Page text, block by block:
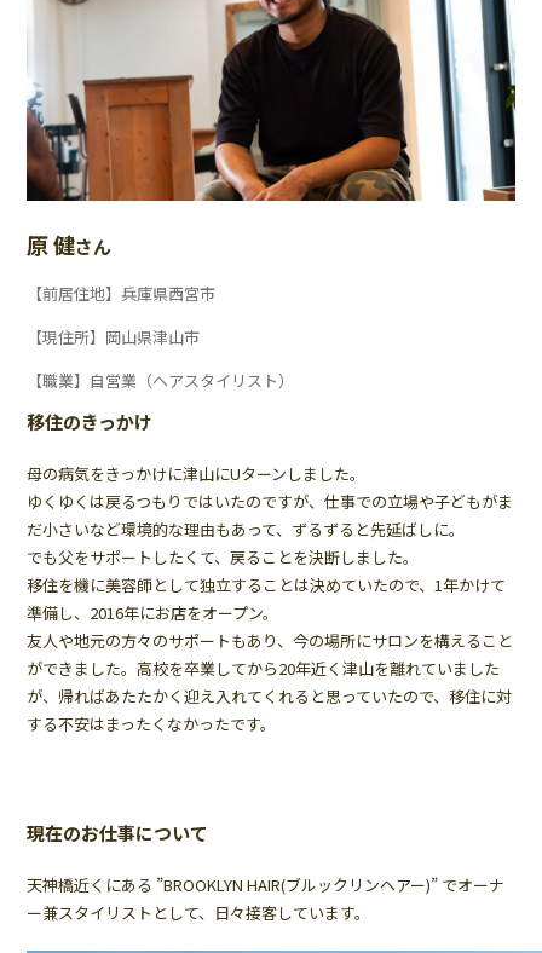
原 健さん
【前居住地】兵庫県西宮市
【現住所】岡山県津山市
【職業】自営業（ヘアスタイリスト）
移住のきっかけ
母の病気をきっかけに津山にUターンしました。
ゆくゆくは戻るつもりではいたのですが、仕事での立場や子どもがま
だ小さいなど環境的な理由もあって、ずるずると先延ばしに。
でも父をサポートしたくて、戻ることを決断しました。
移住を機に美容師として独立することは決めていたので、1年かけて
準備し、2016年にお店をオープン。
友人や地元の方々のサポートもあり、今の場所にサロンを構えること
ができました。高校を卒業してから20年近く津山を離れていました
が、帰ればあたたかく迎え入れてくれると思っていたので、移住に対
する不安はまったくなかったです。
現在のお仕事について
天神橋近くにある ”BROOKLYN HAIR(ブルックリンヘアー)” でオーナ
ー兼スタイリストとして、日々接客しています。